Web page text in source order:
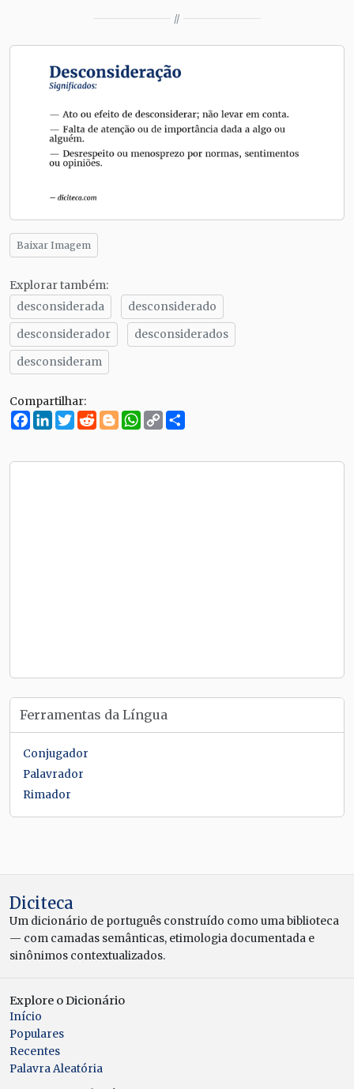
//
Baixar Imagem
Explorar também:
desconsiderada
desconsiderado
desconsiderador
desconsiderados
desconsideram
Compartilhar:
Facebook
LinkedIn
Twitter
RedditBloggerWhatsApp
Copy
Link
Ferramentas da Língua
Conjugador
Palavrador
Rimador
Diciteca
Um dicionário de português construído como uma biblioteca
— com camadas semânticas, etimologia documentada e
sinônimos contextualizados.
Explore o Dicionário
Início
Populares
Recentes
Palavra Aleatória